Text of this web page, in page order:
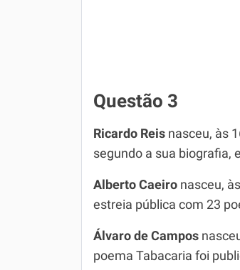
Questão 3
Ricardo Reis nasceu, às
segundo a sua biografia,
Alberto Caeiro nasceu,
estreia pública com 23
Álvaro de Campos
poema Tabacaria foi